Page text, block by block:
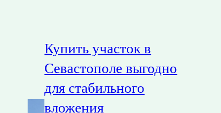
Купить участок в
Севастополе выгодно
для стабильного
вложения